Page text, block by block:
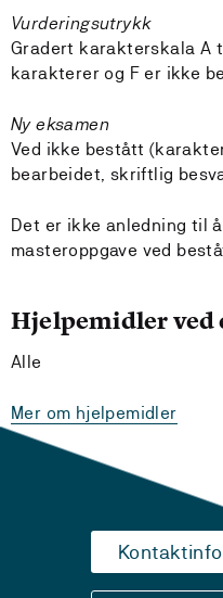
Vurderingsutrykk
Gradert karakterskala A
karakterer og F er ikke
Ny eksamen
Ved ikke bestått
bearbeidet, skriftlig
Det er ikke anledning til
masteroppgave ved
Hjelpemidler ved
Alle
Mer om hjelpemidler